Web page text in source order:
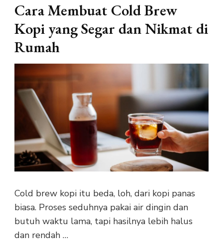
Cara Membuat Cold Brew
Kopi yang Segar dan Nikmat di
Rumah
Cold brew kopi itu beda, loh, dari kopi panas
biasa. Proses seduhnya pakai air dingin dan
butuh waktu lama, tapi hasilnya lebih halus
dan rendah …